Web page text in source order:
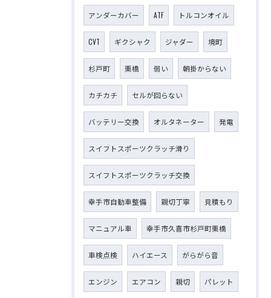
アンダーカバー ATF トルコンオイル
CVT ギクシャク ジャダー 境町
杉戸町 栗橋 弱い 朝掛からない
カチカチ セルが回らない
バッテリー交換 オルタネーター 発電
スイフトスポーツクラッチ滑り
スイフトスポーツクラッチ交換
幸手市自動車整備 親切丁寧 見積もり
マニュアル車 幸手市久喜市杉戸町栗橋
車検点検 ハイエース がらがら音
エンジン エアコン 親切 パレット